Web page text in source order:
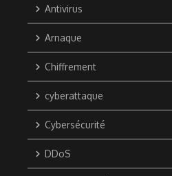
Antivirus
Arnaque
Chiffrement
cyberattaque
Cybersécurité
DDoS